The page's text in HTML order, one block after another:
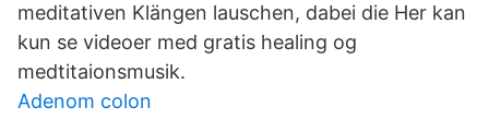
meditativen Klängen lauschen, dabei die Her kan
kun se videoer med gratis healing og
medtitaionsmusik.
Adenom colon